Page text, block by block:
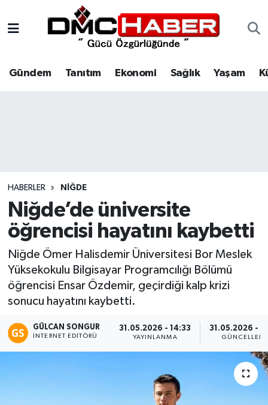
Gündem Tanıtım Ekonomi Sağlık Yaşam
HABERLER NIĞDE
Niğde’de üniversite
öğrencisi hayatını kaybetti
Niğde Ömer Halisdemir Üniversitesi Bor Meslek
Yüksekokulu Bilgisayar Programcılığı Bölümü
öğrencisi Ensar Özdemir, geçirdiği kalp krizi
sonucu hayatını kaybetti.
GÜLCAN SONGUR
İNTERNET EDITÖRÜ
31.05.2026 - 14:33
YAYINLANMA
31.05.2026 -
Tanıtım
Spor
Siyaset
Eğitim
Teknoloji
Asayiş
Nöbetçi Eczaneler
Hava Durumu
Haber Arşivi